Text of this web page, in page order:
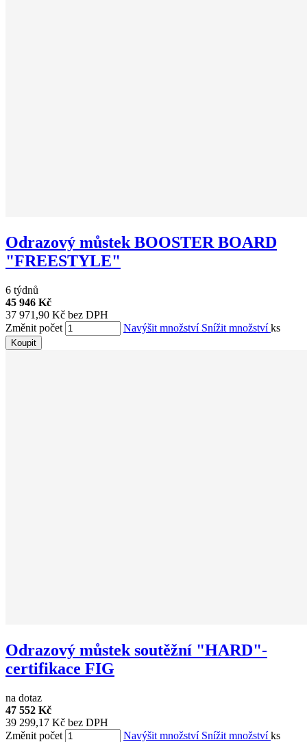
Odrazový můstek BOOSTER BOARD
"FREESTYLE"
6 týdnů
45 946 Kč
37 971,90 Kč bez DPH
Změnit počet
Navýšit množství Snížit množstvíks
Koupit
Odrazový můstek soutěžní "HARD"-
certifikace FIG
na dotaz
47 552 Kč
39 299,17 Kč bez DPH
Změnit počet
Navýšit množství Snížit množstvíks